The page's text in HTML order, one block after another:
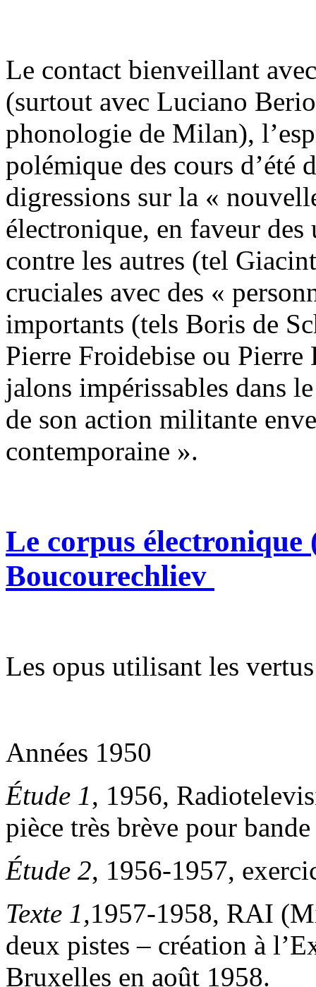
Le contact bienveillant
(surtout avec Luciano
phonologie de Milan),
polémique des cours d’été
digressions sur la «
électronique, en faveur
contre les autres (tel
cruciales avec des «
importants (tels Boris de
Pierre Froidebise ou
jalons impérissables dans
de son action militante
contemporaine ».
Le corpus électronique
Boucourechliev
Les opus utilisant les
Années 1950
Étude 1, 1956,
pièce très brève pour
Étude 2, 1956-1957,
Texte 1,1957-1958, RAI
deux pistes – création à
Bruxelles en août 1958.